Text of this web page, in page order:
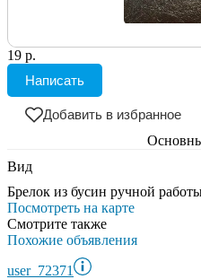
19 р.
Написать
Добавить в избранное
Вид
Брелок из бусин ручной
Посмотреть на карте
Смотрите также
Похожие объявления
user_72371